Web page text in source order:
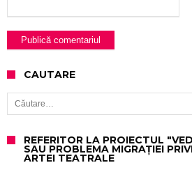
CAUTARE
Caută după:
REFERITOR LA PROIECTUL
SAU PROBLEMA MIGRAȚIEI
ARTEI TEATRALE